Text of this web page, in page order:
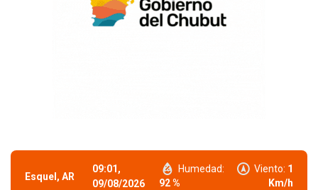
Esquel, AR
09:01,
09/08/2026
Humedad:
92 %
Viento: 1
Km/h